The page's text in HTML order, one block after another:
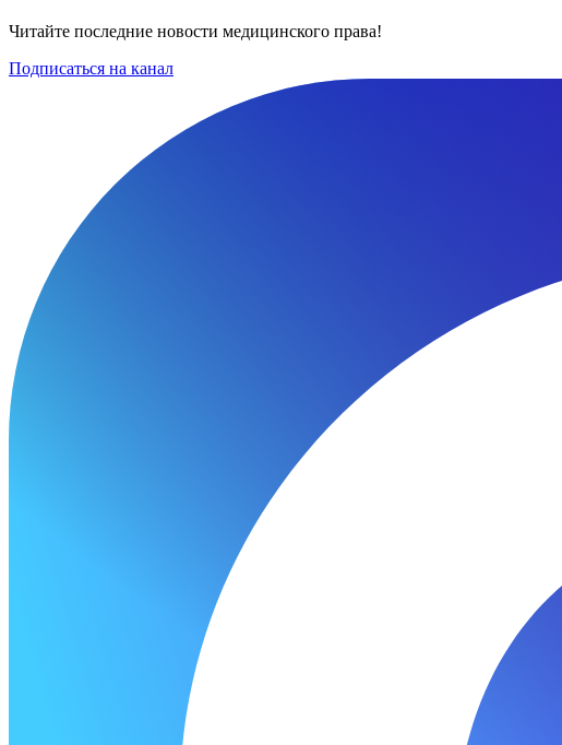
Читайте последние новости медицинского права!
Подписаться на канал